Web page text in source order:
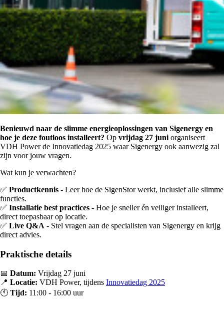
Benieuwd naar de slimme energieoplossingen van Sigenergy en
hoe je deze foutloos installeert? Op vrijdag 27 juni organiseert
VDH Power de Innovatiedag 2025 waar Sigenergy ook aanwezig zal
zijn voor jouw vragen.
Wat kun je verwachten?
✅ Productkennis - Leer hoe de SigenStor werkt, inclusief alle slimme
functies.
✅ Installatie best practices - Hoe je sneller én veiliger installeert,
direct toepasbaar op locatie.
✅ Live Q&A - Stel vragen aan de specialisten van Sigenergy en krijg
direct advies.
Praktische details
📅 Datum: Vrijdag 27 juni
📍 Locatie: VDH Power, tijdens Innovatiedag 2025
🕚 Tijd: 11:00 - 16:00 uur